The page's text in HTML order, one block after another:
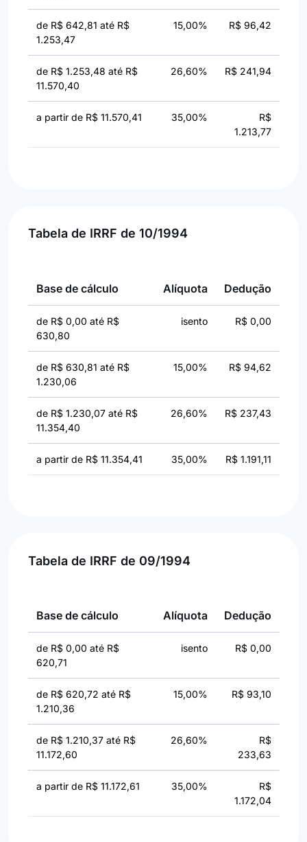
de R$ 642,81 até R$
1.253,47
15,00% R$ 96,42
de R$ 1.253,48 até R$
11.570,40
26,60% R$ 241,94
a partir de R$ 11.570,41 35,00%
R$
1.213,77
Tabela de IRRF de 10/1994
Base de cálculo Alíquota Dedução
de R$ 0,00 até R$
630,80
isento R$ 0,00
de R$ 630,81 até R$
1.230,06
15,00% R$ 94,62
de R$ 1.230,07 até R$
11.354,40
26,60% R$ 237,43
a partir de R$ 11.354,41 35,00% R$ 1.191,11
Tabela de IRRF de 09/1994
Base de cálculo Alíquota Dedução
de R$ 0,00 até R$
620,71
isento R$ 0,00
de R$ 620,72 até R$
1.210,36
15,00% R$ 93,10
de R$ 1.210,37 até R$
11.172,60
26,60%
R$
233,63
a partir de R$ 11.172,61 35,00%
R$
1.172,04